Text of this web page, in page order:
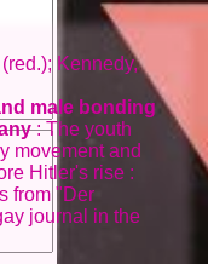
Kennedy,
male bonding
: The youth
movement and
Hitler's rise :
from "Der
journal in the